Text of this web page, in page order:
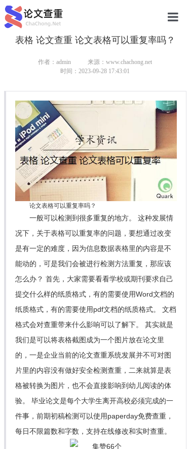
网站首页
本科论文
硕士论文
博士论文
表格 论文查重 论文表格可以重复率吗？
作者：admin
来源：www.chachong.net
时间：2023-09-28 17:43:01
论文表格可以重复率吗？
一般可以检测到很多重复的地方。 这种发展情
况下，关于表格可以重复率的问题，要想通过改变
是有一定的难度，因为信息数据表格里的内容是不
能动的，可是我们会被进行检测方法重复，那应该
怎么办？ 首先，大家需要看看学校或期刊要求自己
提交什么样的纸质格式，有的需要使用Word文档的
纸质格式，有的需要使用pdf文档的纸质格式。 文档
格式会对查重带来什么影响可以了解下。 其实就是
我们是可以将表格截图成为一个图片放在论文里
的，一是企业当前的论文查重系统发展并不可对图
片里的内容没有做好安全检测查重，二来就算是表
格被转换为图片，也不会直接影响到幼儿阅读的体
验。 毕业论文是每个大学生离开高校必须完成的一
件事，前期初稿检测可以使用paperday免费查重，
每日不限篇数和字数，支持在线修改和实时查重。